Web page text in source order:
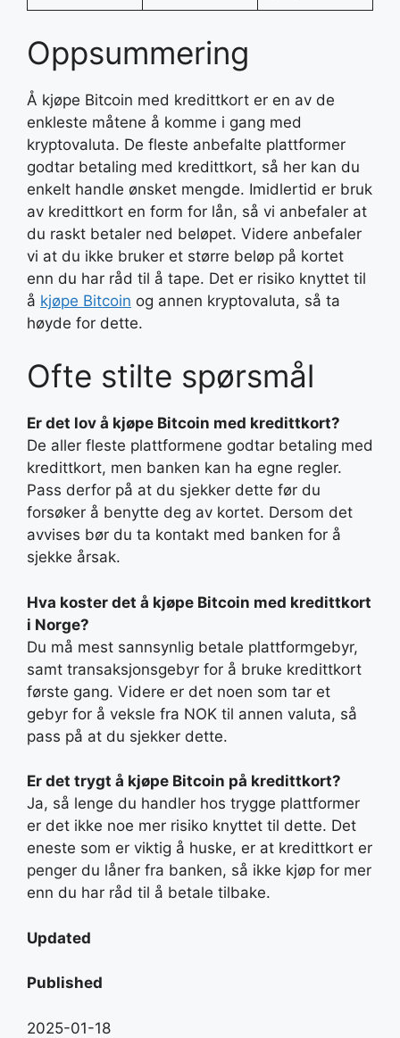
Oppsummering
Å kjøpe Bitcoin med kredittkort er en av de
enkleste måtene å komme i gang med
kryptovaluta. De fleste anbefalte plattformer
godtar betaling med kredittkort, så her kan du
enkelt handle ønsket mengde. Imidlertid er bruk
av kredittkort en form for lån, så vi anbefaler at
du raskt betaler ned beløpet. Videre anbefaler
vi at du ikke bruker et større beløp på kortet
enn du har råd til å tape. Det er risiko knyttet til
å kjøpe Bitcoin og annen kryptovaluta, så ta
høyde for dette.
Ofte stilte spørsmål
Er det lov å kjøpe Bitcoin med kredittkort?
De aller fleste plattformene godtar betaling med
kredittkort, men banken kan ha egne regler.
Pass derfor på at du sjekker dette før du
forsøker å benytte deg av kortet. Dersom det
avvises bør du ta kontakt med banken for å
sjekke årsak.
Hva koster det å kjøpe Bitcoin med kredittkort
i Norge?
Du må mest sannsynlig betale plattformgebyr,
samt transaksjonsgebyr for å bruke kredittkort
første gang. Videre er det noen som tar et
gebyr for å veksle fra NOK til annen valuta, så
pass på at du sjekker dette.
Er det trygt å kjøpe Bitcoin på kredittkort?
Ja, så lenge du handler hos trygge plattformer
er det ikke noe mer risiko knyttet til dette. Det
eneste som er viktig å huske, er at kredittkort er
penger du låner fra banken, så ikke kjøp for mer
enn du har råd til å betale tilbake.
Updated
Published
2025-01-18